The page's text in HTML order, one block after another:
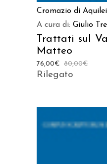
Cromazio di
A cura di: Giulio
Trattati sul
Matteo
80,00€
76,00€
Rilegato